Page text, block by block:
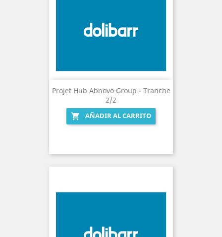
Projet Hub Abnovo Group - Tranche
2/2

AÑADIR AL CARRITO